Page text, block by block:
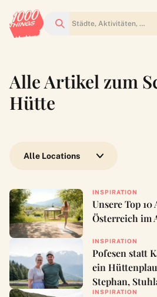
Suchen
Alle Artikel zum
Hütte
INSPIRATION
Unsere Top
Österreich im
INSPIRATION
Pofesen statt
ein
Stephan,
INSPIRATION